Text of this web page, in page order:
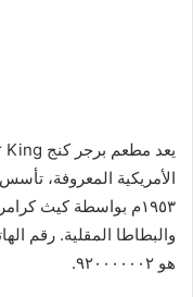
الأمريكية المعروفة،
١٩٥٣م بواسطة كيث
والبطاطا المقلية. رقم
هو ٩٢٠٠٠٠٠٠٢.